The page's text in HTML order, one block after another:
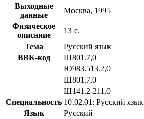
Выходные
данные
Москва, 1995
Физическое
описание
13 с.
Тема
Русский язык
BBK-код
Ш801.7,0
Ю983.513.2,0
Ш801.7,0
Ш141.2-211,0
Специальность 10.02.01: Русский язык
Язык
Русский